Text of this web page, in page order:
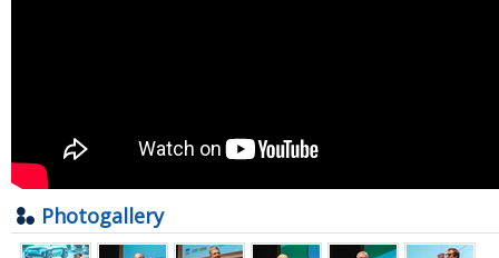
Photogallery